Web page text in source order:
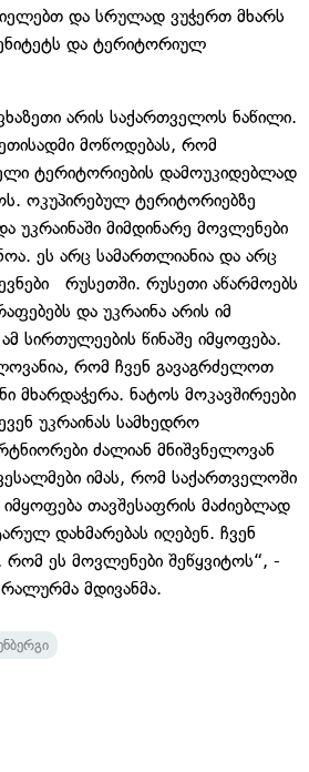
და სრულად ვუჭერთ მხარს
და ტერიტორიულ
არის საქართველოს ნაწილი.
მოწოდებას, რომ
ტერიტორიების დამოუკიდებლად
ოკუპირებულ ტერიტორიებზე
უკრაინაში მიმდინარე მოვლენები
ეს არც სამართლიანია და არც
რუსეთში. რუსეთი აწარმოებს
და უკრაინა არის იმ
სირთულეების წინაშე იმყოფება.
რომ ჩვენ გავაგრძელოთ
მხარდაჭერა. ნატოს მოკავშირეები
უკრაინას სამხედრო
ძალიან მნიშვნელოვან
იმას, რომ საქართველოში
თავშესაფრის მაძიებლად
დახმარებას იღებენ. ჩვენ
ეს მოვლენები შეწყვიტოს“, -
მდივანმა.